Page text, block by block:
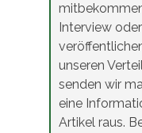
Interview
unseren
senden wir
eine
Artikel raus.